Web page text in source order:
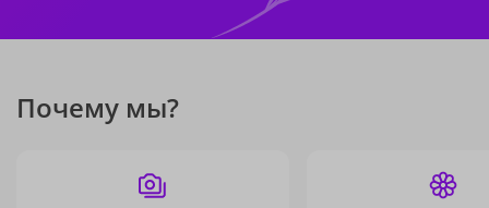
Почему мы?